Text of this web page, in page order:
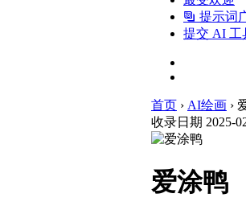
提示词
提交 AI 工
首页 › AI绘画 ›
收录日期 2025-
爱涂鸭